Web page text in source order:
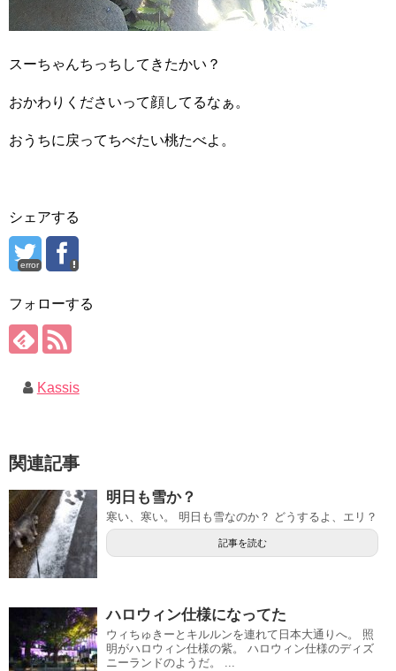
スーちゃんちっちしてきたかい？
おかわりくださいって顔してるなぁ。
おうちに戻ってちべたい桃たべよ。
シェアする
error
フォローする
Kassis
関連記事
明日も雪か？
寒い、寒い。 明日も雪なのか？ どうするよ、エリ？
記事を読む
ハロウィン仕様になってた
ウィちゅきーとキルルンを連れて日本大通りへ。 照
明がハロウィン仕様の紫。 ハロウィン仕様のディズ
ニーランドのようだ。 ...